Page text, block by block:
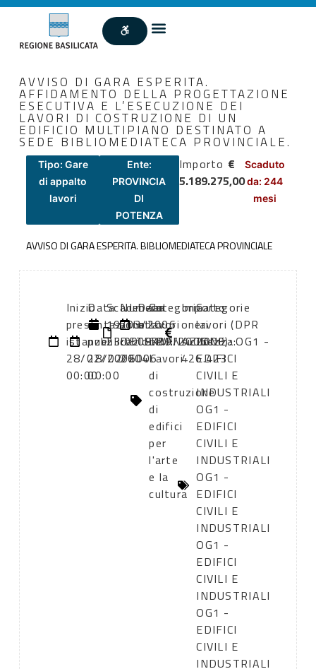
AVVISO DI GARA ESPERITA.
AFFIDAMENTO DELLA PROGETTAZIONE
ESECUTIVA E L’ESECUZIONE DEI
LAVORI DI COSTRUZIONE DI UN
EDIFICIO MULTIPIANO DESTINATO A
SEDE BIBLIOMEDIATECA PROVINCIALE.
Tipo: Gare
di appalto
lavori
Ente:
PROVINCIA
DI
POTENZA
Importo €
5.189.275,00
Scaduto
da: 244
mesi
AVVISO DI GARA ESPERITA. BIBLIOMEDIATECA PROVINCIALE
Inizio
presentazione
istanze:
28/02/2006
00:00
Data
di
pubblicazione:
28/02/2006
00:00
Scadenza:
19/03/2006
23:00
Numero
atto:
DETERMINAZIONE
2604
Data
atto:
09/09/2005
Categoria
lavori
CPV:
Lavori
di
costruzione
di
edifici
per
l'arte
e la
cultura
Importo
oneri
sicurezza:
426.423
Categorie
lavori (DPR
2000): OG1 -
EDIFICI
CIVILI E
INDUSTRIALI
OG1 -
EDIFICI
CIVILI E
INDUSTRIALI
OG1 -
EDIFICI
CIVILI E
INDUSTRIALI
OG1 -
EDIFICI
CIVILI E
INDUSTRIALI
OG1 -
EDIFICI
CIVILI E
INDUSTRIALI